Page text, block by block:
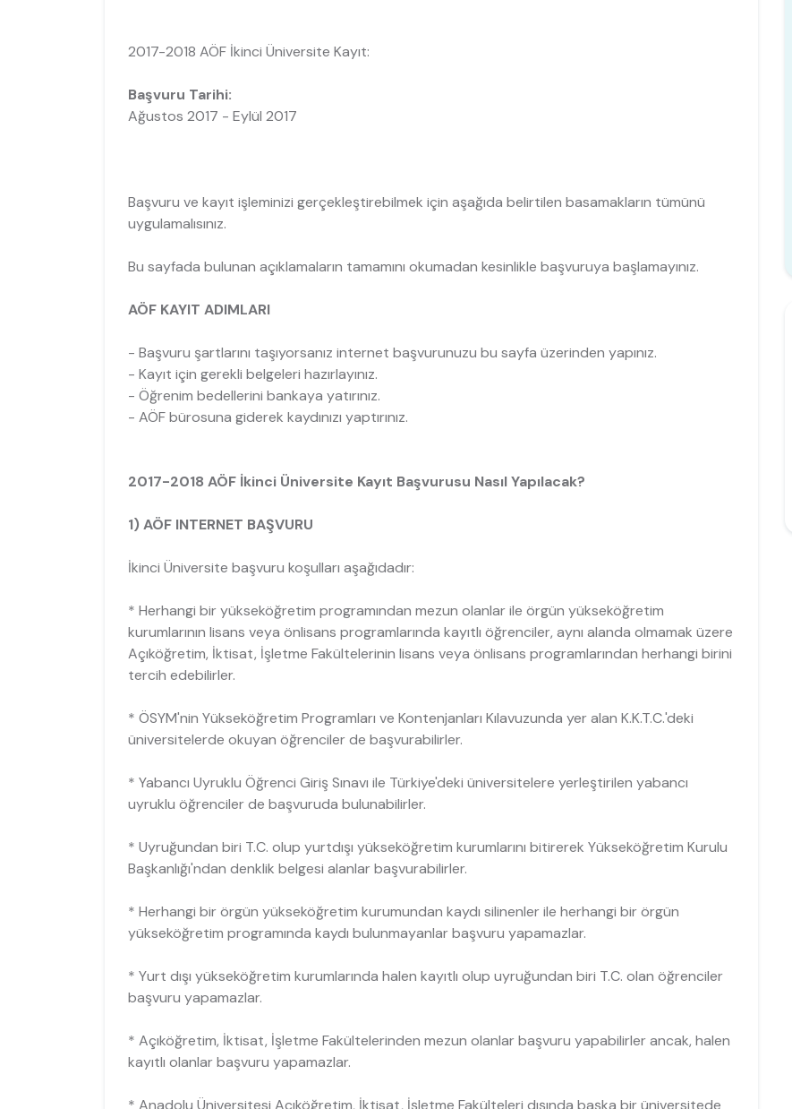
2017-2018 AÖF İkinci Üniversite Kayıt:
Başvuru Tarihi:
Ağustos 2017 - Eylül 2017
Başvuru ve kayıt işleminizi gerçekleştirebilmek için aşağıda belirtilen basamakların tümünü
uygulamalısınız.
Bu sayfada bulunan açıklamaların tamamını okumadan kesinlikle başvuruya başlamayınız.
AÖF KAYIT ADIMLARI
- Başvuru şartlarını taşıyorsanız internet başvurunuzu bu sayfa üzerinden yapınız.
- Kayıt için gerekli belgeleri hazırlayınız.
- Öğrenim bedellerini bankaya yatırınız.
- AÖF bürosuna giderek kaydınızı yaptırınız.
2017-2018 AÖF İkinci Üniversite Kayıt Başvurusu Nasıl Yapılacak?
1) AÖF INTERNET BAŞVURU
İkinci Üniversite başvuru koşulları aşağıdadır:
* Herhangi bir yükseköğretim programından mezun olanlar ile örgün yükseköğretim
kurumlarının lisans veya önlisans programlarında kayıtlı öğrenciler, aynı alanda olmamak üzere
Açıköğretim, İktisat, İşletme Fakültelerinin lisans veya önlisans programlarından herhangi birini
tercih edebilirler.
* ÖSYM'nin Yükseköğretim Programları ve Kontenjanları Kılavuzunda yer alan K.K.T.C.'deki
üniversitelerde okuyan öğrenciler de başvurabilirler.
* Yabancı Uyruklu Öğrenci Giriş Sınavı ile Türkiye'deki üniversitelere yerleştirilen yabancı
uyruklu öğrenciler de başvuruda bulunabilirler.
* Uyruğundan biri T.C. olup yurtdışı yükseköğretim kurumlarını bitirerek Yükseköğretim Kurulu
Başkanlığı'ndan denklik belgesi alanlar başvurabilirler.
* Herhangi bir örgün yükseköğretim kurumundan kaydı silinenler ile herhangi bir örgün
yükseköğretim programında kaydı bulunmayanlar başvuru yapamazlar.
* Yurt dışı yükseköğretim kurumlarında halen kayıtlı olup uyruğundan biri T.C. olan öğrenciler
başvuru yapamazlar.
* Açıköğretim, İktisat, İşletme Fakültelerinden mezun olanlar başvuru yapabilirler ancak, halen
kayıtlı olanlar başvuru yapamazlar.
* Anadolu Üniversitesi Açıköğretim, İktisat, İşletme Fakülteleri dışında başka bir üniversitede